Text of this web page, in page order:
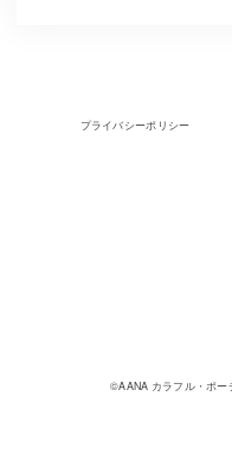
プライバシーポリシー
©︎AANA カラフル・ポー